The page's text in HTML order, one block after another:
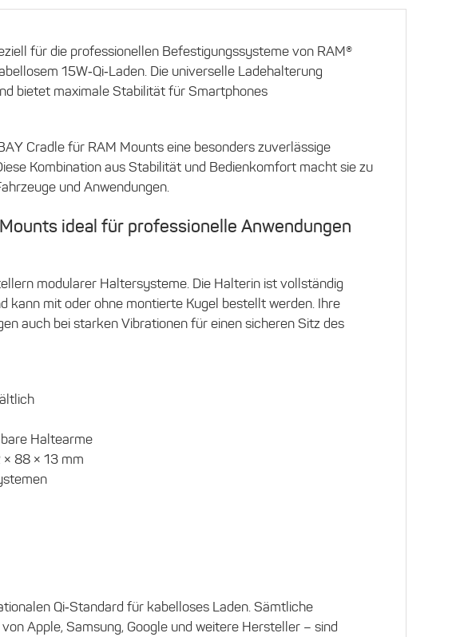
für die professionellen Befestigungssysteme von RAM®
15W‑Qi‑Laden. Die universelle Ladehalterung
bietet maximale Stabilität für Smartphones
Cradle für RAM Mounts eine besonders zuverlässige
Kombination aus Stabilität und Bedienkomfort macht sie zu
und Anwendungen.
ideal für professionelle Anwendungen
modularer Haltersysteme. Die Halterin ist vollständig
kann mit oder ohne montierte Kugel bestellt werden. Ihre
auch bei starken Vibrationen für einen sicheren Sitz des
Haltearme
× 88 × 13 mm
Qi‑Standard für kabelloses Laden. Sämtliche
Apple, Samsung, Google und weitere Hersteller – sind